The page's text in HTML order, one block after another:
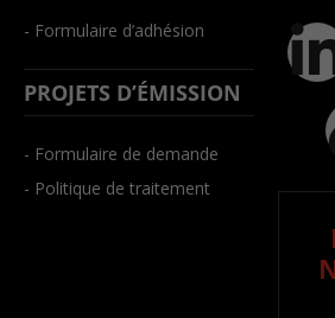
- Formulaire d’adhésion
PROJETS D’ÉMISSION
- Formulaire de demande
- Politique de traitement